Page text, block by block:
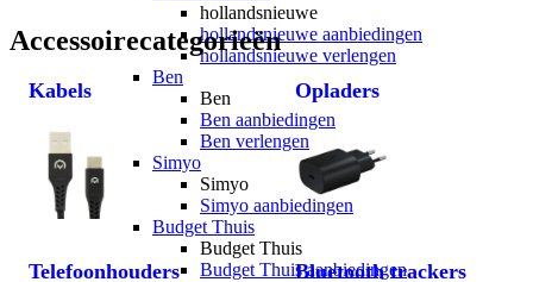
hollandsnieuwe
hollandsnieuwe aanbiedingen
hollandsnieuwe verlengen
Ben
Ben
Ben aanbiedingen
Ben verlengen
Simyo
Simyo
Simyo aanbiedingen
Budget Thuis
Budget Thuis
Budget Thuis aanbiedingen
Accessoirecategorieën
Kabels Opladers
Telefoonhouders Bluetooth trackers